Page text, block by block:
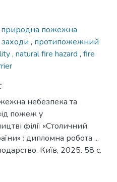
природна пожежна
, протипожежний
, natural fire hazard , fire
небезпека та
пожеж у
філії «Столичний
: дипломна робота ...
Київ, 2025. 58 с.